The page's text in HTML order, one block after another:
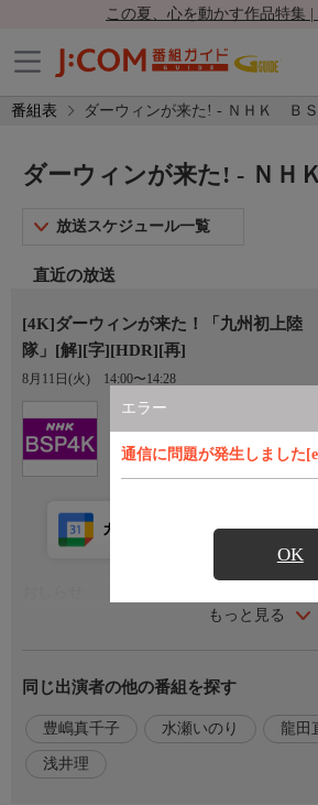
この夏、心を動かす作品特集 |
番組表 ダーウィンが来た! - ＮＨＫ ＢＳ
エラー
通信に問題が発生しました
OK
ダーウィンが来た! - ＮＨ
放送スケジュール一覧
直近の放送
[4K]ダーウィンが来た！「九州初上陸
隊」[解][字][HDR][再]
8月11日(火) 14:00〜14:28
Ch.101
ＮＨＫ ＢＳＰ４Ｋ
もっと見る
カレンダー登録 ア
日本有数の大都市・福岡。実は驚くほど多
ている。高層ビル街にこつ然と現れる不
園。猛禽類まで現れ命のドラマの舞台とな
れる川には絶滅危惧種の渡り鳥・クロツラ
同じ出演者の他の番組を探す
豊嶋真千子 水瀬いのり 龍田
浅井理